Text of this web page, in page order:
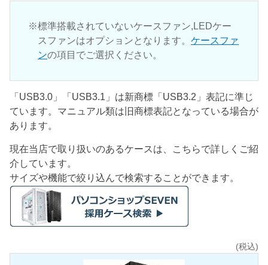
標準搭載されていないケースファン,LEDケー
スファンはオプションとなります。 ケースファ
ンの項目でご選択ください。
「USB3.0」「USB3.1」は新商標「USB3.2」表記に準じ
ています。マニュアル類は旧商標表記となっている場合が
あります。
現在当店で取り扱いのあるケースは、こちらで詳しくご紹
介しています。
サイズや機能で絞り込んで検索することができます。
(税込)